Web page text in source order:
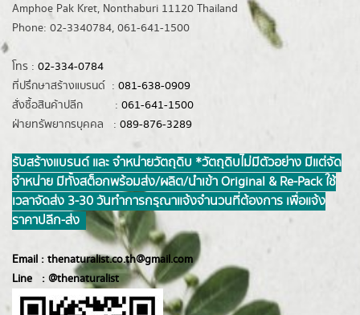
Amphoe Pak Kret, Nonthaburi 11120 Thailand
Phone: 02-3340784, 061-641-1500
โทร : 02-334-0784
ที่ปรึกษาสร้างแบรนด์ : 081-638-0909
สั่งซื้อสินค้าปลีก : 061-641-1500
ฝ่ายทรัพยากรบุคคล : 089-876-3289
รับสร้างแบรนด์ และ จำหน่ายวัตถุดิบ *วัตถุดิบไม่มีตัวอย่าง มีแต่จัด
จำหน่าย มีทั้งสต็อกพร้อมส่ง/ผลิต/นำเข้า Original & Re-Pack ใช้
เวลาจัดส่ง 3-30 วันทำการ กรุณาแจ้งจำนวนที่ต้องการ เพื่อแจ้ง
ราคาปลีก-ส่ง
Email : thenaturalist.co.th@gmail.com
Line : @thenaturalist